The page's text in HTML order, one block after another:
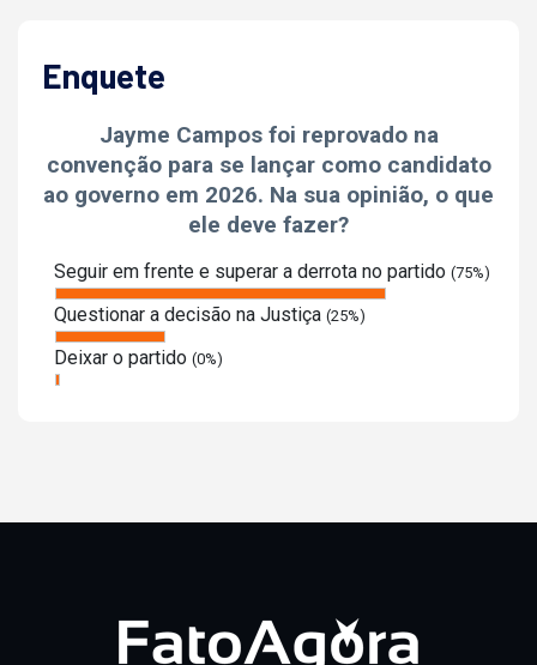
Enquete
Jayme Campos foi reprovado na
convenção para se lançar como candidato
ao governo em 2026. Na sua opinião, o que
ele deve fazer?
Seguir em frente e superar a derrota no partido (75%)
Questionar a decisão na Justiça (25%)
Deixar o partido (0%)